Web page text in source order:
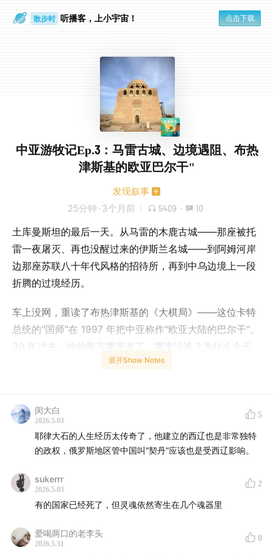
散步时 听播客，上小宇宙！ 点击下载
中亚游牧记Ep.3：马雷古城、边境遇阻、布热
津斯基的欧亚巴尔干"
发现叙事
25分钟 · 3个月前 5409 · 10
土库曼斯坦的最后一天。从马雷的木鹿古城——那座被托
雷一夜屠灭、再也没醒过来的伊斯兰名城——到阿姆河岸
边那座苏联八十年代风格的招待所，再到中乌边境上一段
折腾的过境经历。
车上没网，重读了布热津斯基的《大棋局》——这位卡特
总统的"国师"在 1997 年把中亚称作"欧亚大陆的巴尔干"。
30 年过去，他的预言哪里准了，哪里没准？为什么今天
我们在地图上看到的中亚国界，是斯大林时代莫斯科派来
⏱ 时间戳
木鹿：中亚历史前三的伟大城市
08:00 约翰王传说；托雷屠城—流水线式屠杀
边境奇遇 · 一段非常前苏联的过境体验
21:00 车上重读《大棋局》： 中亚是什么样的棋盘格？
展开Show Notes
闵大白
2026.5.03
5
耶律大石的人生经历太传奇了，他建立的西辽也是非常独特
的政权，俄罗斯地区管中国叫“契丹”应该也是受西辽影响。
sukerrr
2026.5.03
2
有的国家已经死了，但灵魂依然寄生在几个魂器里
爱喝两口的老李头
2026.5.31
0